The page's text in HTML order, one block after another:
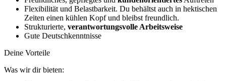
Flexibilität und Belastbarkeit. Du behältst auch in hektischen
Zeiten einen kühlen Kopf und bleibst freundlich.
Strukturierte, verantwortungsvolle Arbeitsweise
Gute Deutschkenntnisse
Deine Vorteile
Was wir dir bieten: